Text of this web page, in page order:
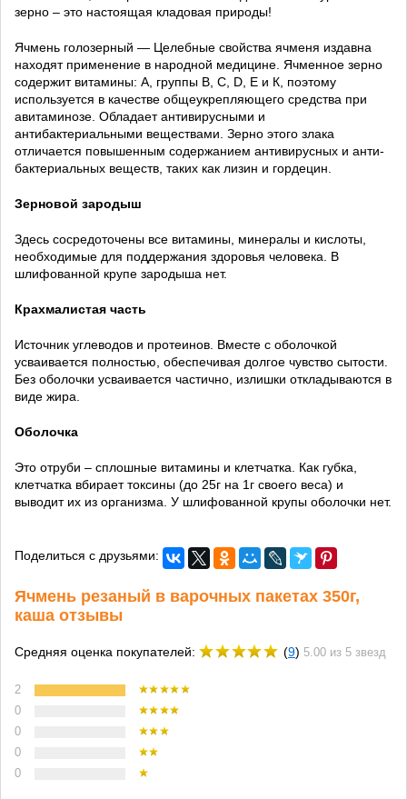
зерно – это настоящая кладовая природы!
Ячмень голозерный — Целебные свойства ячменя издавна
находят применение в народной медицине. Ячменное зерно
содержит витамины: А, группы В, С, D, Е и К, поэтому
используется в качестве общеукрепляющего средства при
авитаминозе. Обладает антивирусными и
антибактериальными веществами. Зерно этого злака
отличается повышенным содержанием антивирусных и анти-
бактериальных веществ, таких как лизин и гордецин.
Зерновой зародыш
Здесь сосредоточены все витамины, минералы и кислоты,
необходимые для поддержания здоровья человека. В
шлифованной крупе зародыша нет.
Крахмалистая часть
Источник углеводов и протеинов. Вместе с оболочкой
усваивается полностью, обеспечивая долгое чувство сытости.
Без оболочки усваивается частично, излишки откладываются в
виде жира.
Оболочка
Это отруби – сплошные витамины и клетчатка. Как губка,
клетчатка вбирает токсины (до 25г на 1г своего веса) и
выводит их из организма. У шлифованной крупы оболочки нет.
Поделиться с друзьями:
Ячмень резаный в варочных пакетах 350г,
каша отзывы
Средняя оценка покупателей: (9) 5.00 из 5 звезд
2
0
0
0
0